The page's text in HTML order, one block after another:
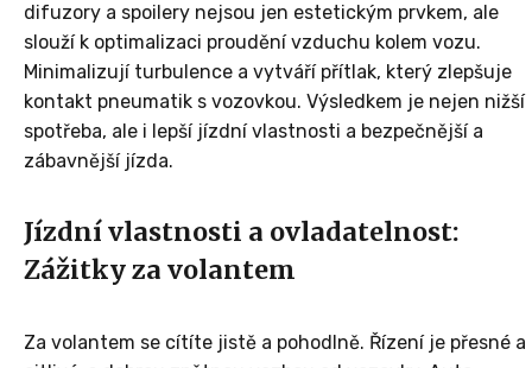
difuzory a spoilery nejsou jen estetickým prvkem, ale
slouží k optimalizaci proudění vzduchu kolem vozu.
Minimalizují turbulence a vytváří přítlak, který zlepšuje
kontakt pneumatik s vozovkou. Výsledkem je nejen nižší
spotřeba, ale i lepší jízdní vlastnosti a bezpečnější a
zábavnější jízda.
Jízdní vlastnosti a ovladatelnost:
Zážitky za volantem
Za volantem se cítíte jistě a pohodlně. Řízení je přesné a